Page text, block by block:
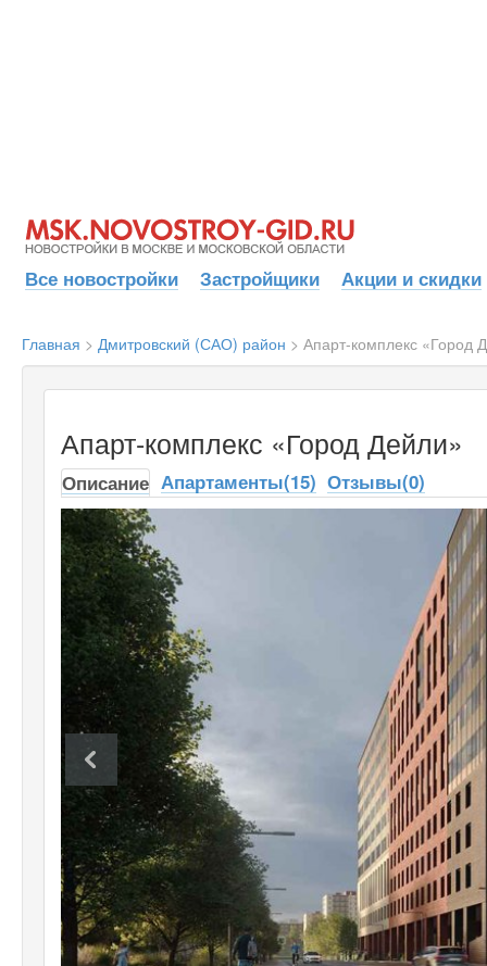
Все новостройки Застройщики Акции и скидки
Главная > Дмитровский (САО) район > Апарт-комплекс «Город
Апарт-комплекс «Город Дейли»
Описание Апартаменты(15) Отзывы(0)